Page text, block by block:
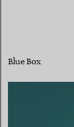
Blue Box